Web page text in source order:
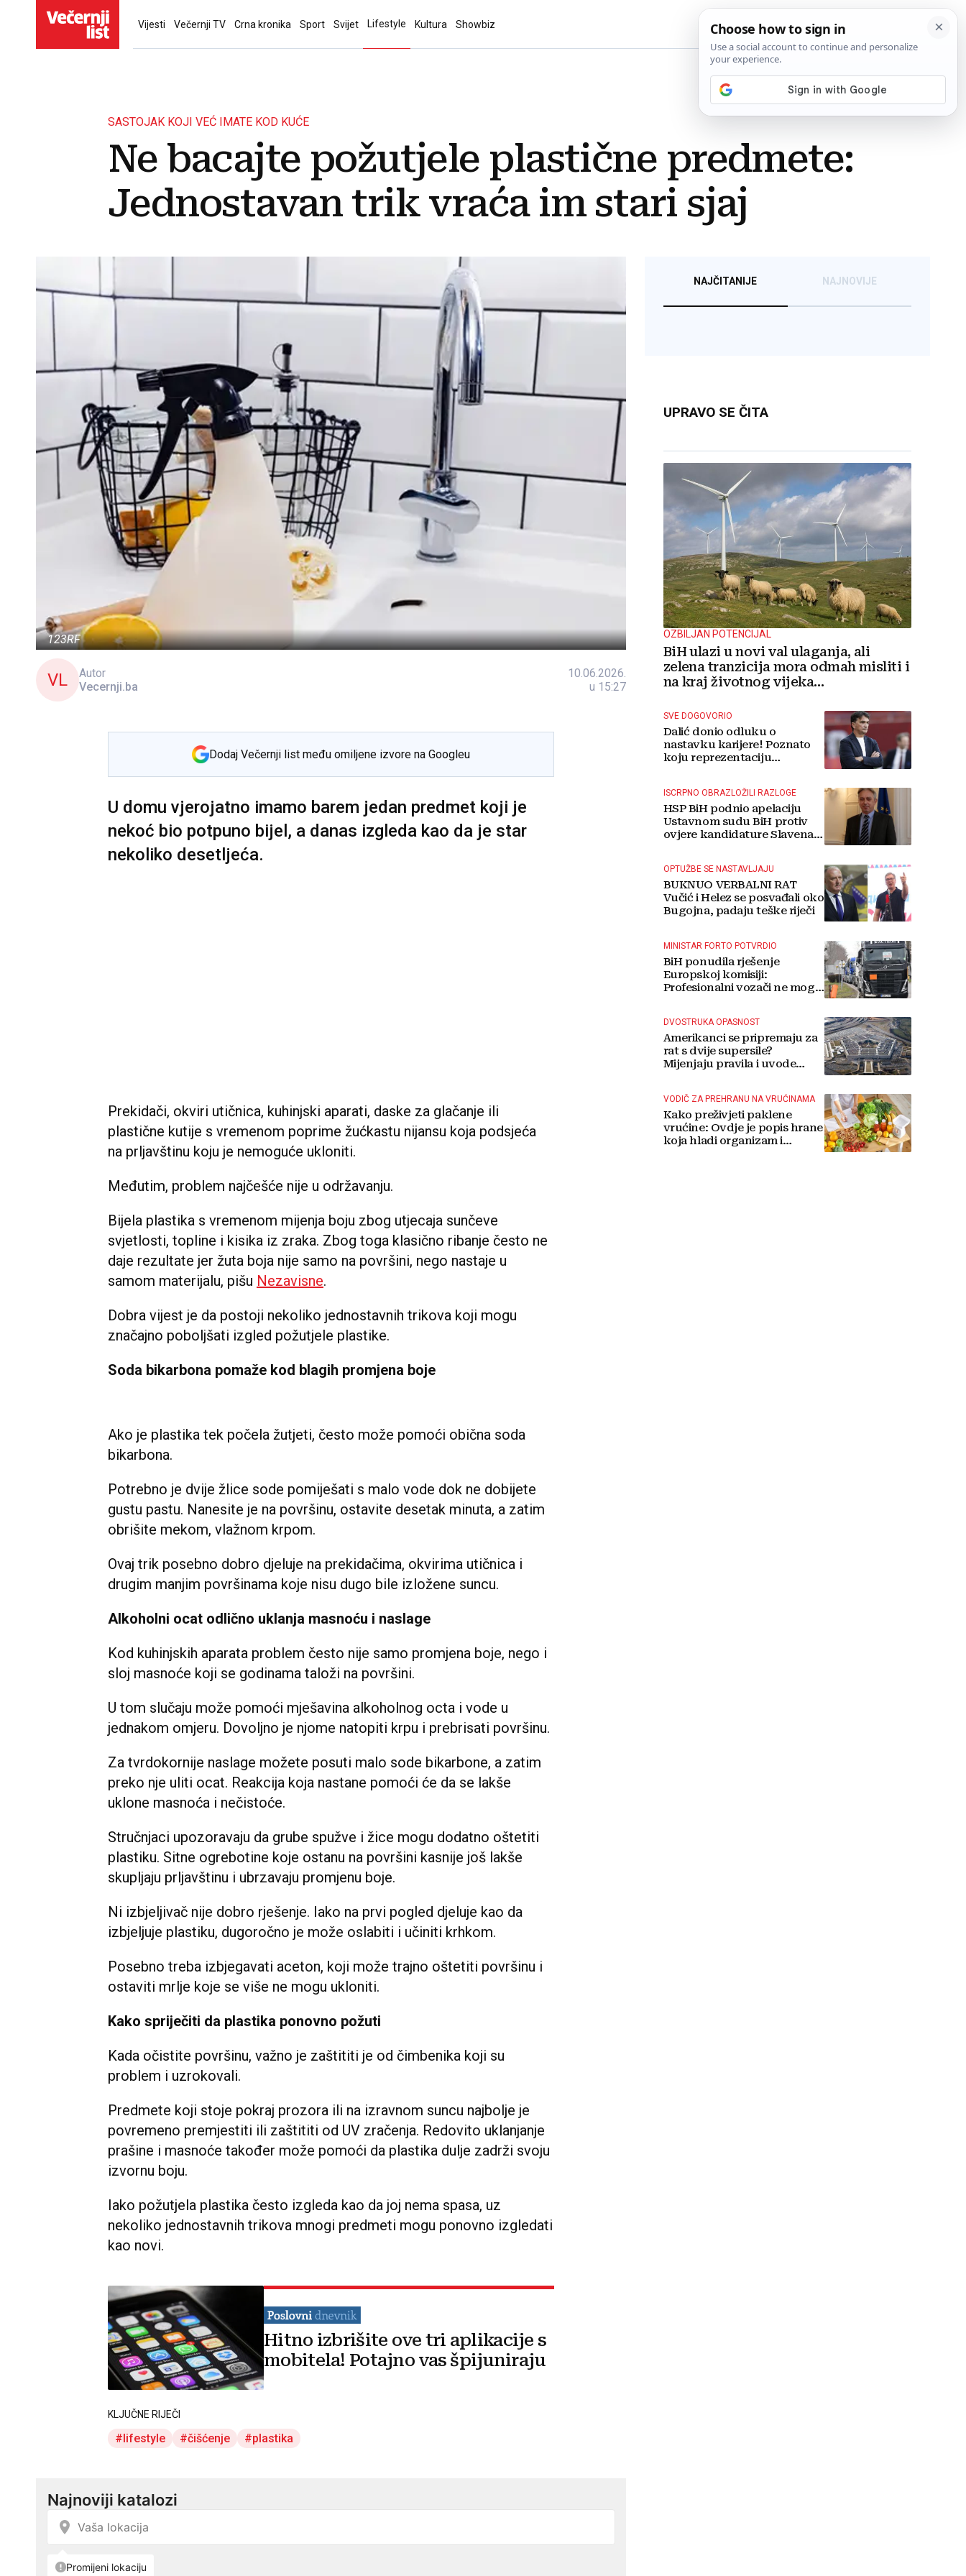
Vijesti Večernji TV Crna kronika Sport Svijet Lifestyle Kultura Showbiz
SASTOJAK KOJI VEĆ IMATE KOD KUĆE
Ne bacajte požutjele plastične predmete:
Jednostavan trik vraća im stari sjaj
123RF
VL
Autor
Vecernji.ba
10.06.2026.
u 15:27
Dodaj Večernji list među omiljene izvore na Googleu
U domu vjerojatno imamo barem jedan predmet koji je
nekoć bio potpuno bijel, a danas izgleda kao da je star
nekoliko desetljeća.
Prekidači, okviri utičnica, kuhinjski aparati, daske za glačanje ili
plastične kutije s vremenom poprime žućkastu nijansu koja podsjeća
na prljavštinu koju je nemoguće ukloniti.
Međutim, problem najčešće nije u održavanju.
Bijela plastika s vremenom mijenja boju zbog utjecaja sunčeve
svjetlosti, topline i kisika iz zraka. Zbog toga klasično ribanje često ne
daje rezultate jer žuta boja nije samo na površini, nego nastaje u
samom materijalu, pišu Nezavisne.
Dobra vijest je da postoji nekoliko jednostavnih trikova koji mogu
značajno poboljšati izgled požutjele plastike.
Soda bikarbona pomaže kod blagih promjena boje
Ako je plastika tek počela žutjeti, često može pomoći obična soda
bikarbona.
Potrebno je dvije žlice sode pomiješati s malo vode dok ne dobijete
gustu pastu. Nanesite je na površinu, ostavite desetak minuta, a zatim
obrišite mekom, vlažnom krpom.
Ovaj trik posebno dobro djeluje na prekidačima, okvirima utičnica i
drugim manjim površinama koje nisu dugo bile izložene suncu.
Alkoholni ocat odlično uklanja masnoću i naslage
Kod kuhinjskih aparata problem često nije samo promjena boje, nego i
sloj masnoće koji se godinama taloži na površini.
U tom slučaju može pomoći mješavina alkoholnog octa i vode u
jednakom omjeru. Dovoljno je njome natopiti krpu i prebrisati površinu.
Za tvrdokornije naslage možete posuti malo sode bikarbone, a zatim
preko nje uliti ocat. Reakcija koja nastane pomoći će da se lakše
uklone masnoća i nečistoće.
Stručnjaci upozoravaju da grube spužve i žice mogu dodatno oštetiti
plastiku. Sitne ogrebotine koje ostanu na površini kasnije još lakše
skupljaju prljavštinu i ubrzavaju promjenu boje.
Ni izbjeljivač nije dobro rješenje. Iako na prvi pogled djeluje kao da
izbjeljuje plastiku, dugoročno je može oslabiti i učiniti krhkom.
Posebno treba izbjegavati aceton, koji može trajno oštetiti površinu i
ostaviti mrlje koje se više ne mogu ukloniti.
Kako spriječiti da plastika ponovno požuti
Kada očistite površinu, važno je zaštititi je od čimbenika koji su
problem i uzrokovali.
Predmete koji stoje pokraj prozora ili na izravnom suncu najbolje je
povremeno premjestiti ili zaštititi od UV zračenja. Redovito uklanjanje
prašine i masnoće također može pomoći da plastika dulje zadrži svoju
izvornu boju.
Iako požutjela plastika često izgleda kao da joj nema spasa, uz
nekoliko jednostavnih trikova mnogi predmeti mogu ponovno izgledati
kao novi.
Hitno izbrišite ove tri aplikacije s
mobitela! Potajno vas špijuniraju
KLJUČNE RIJEČI
lifestyle čišćenje plastika
NAJČITANIJE NAJNOVIJE
UPRAVO SE ČITA
OZBILJAN POTENCIJAL
BiH ulazi u novi val ulaganja, ali
zelena tranzicija mora odmah misliti i
na kraj životnog vijeka
SVE DOGOVORIO
Dalić donio odluku o
nastavku karijere! Poznato
koju reprezentaciju
ISCRPNO OBRAZLOŽILI RAZLOGE
HSP BiH podnio apelaciju
Ustavnom sudu BiH protiv
ovjere kandidature Slavena
OPTUŽBE SE NASTAVLJAJU
BUKNUO VERBALNI RAT
Vučić i Helez se posvađali oko
Bugojna, padaju teške riječi
MINISTAR FORTO POTVRDIO
BiH ponudila rješenje
Europskoj komisiji:
Profesionalni vozači ne mogu
DVOSTRUKA OPASNOST
Amerikanci se pripremaju za
rat s dvije supersile?
Mijenjaju pravila i uvode
VODIČ ZA PREHRANU NA VRUĆINAMA
Kako preživjeti paklene
vrućine: Ovdje je popis hrane
koja hladi organizam i